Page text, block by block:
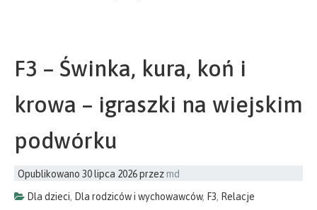
F3 – Świnka, kura, koń i
krowa – igraszki na wiejskim
podwórku
Opublikowano 30 lipca 2026przezmd
Dla dzieci, Dla rodziców i wychowawców, F3, Relacje